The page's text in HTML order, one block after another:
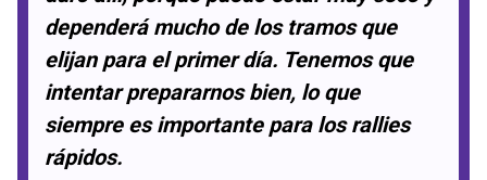
dependerá mucho de los tramos que
elijan para el primer día. Tenemos que
intentar prepararnos bien, lo que
siempre es importante para los rallies
rápidos.